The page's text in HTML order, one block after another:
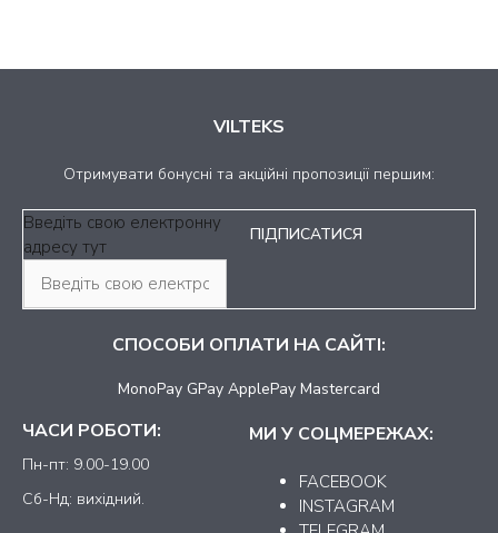
VILTEKS
Отримувати бонусні та акційні пропозиції першим:
Введіть свою електронну
адресу тут
СПОСОБИ ОПЛАТИ НА САЙТІ:
MonoPay GPay ApplePay Mastercard
ЧАСИ РОБОТИ:
Пн-пт: 9.00-19.00
Сб-Нд: вихідний.
МИ У СОЦМЕРЕЖАХ:
FACEBOOK
INSTAGRAM